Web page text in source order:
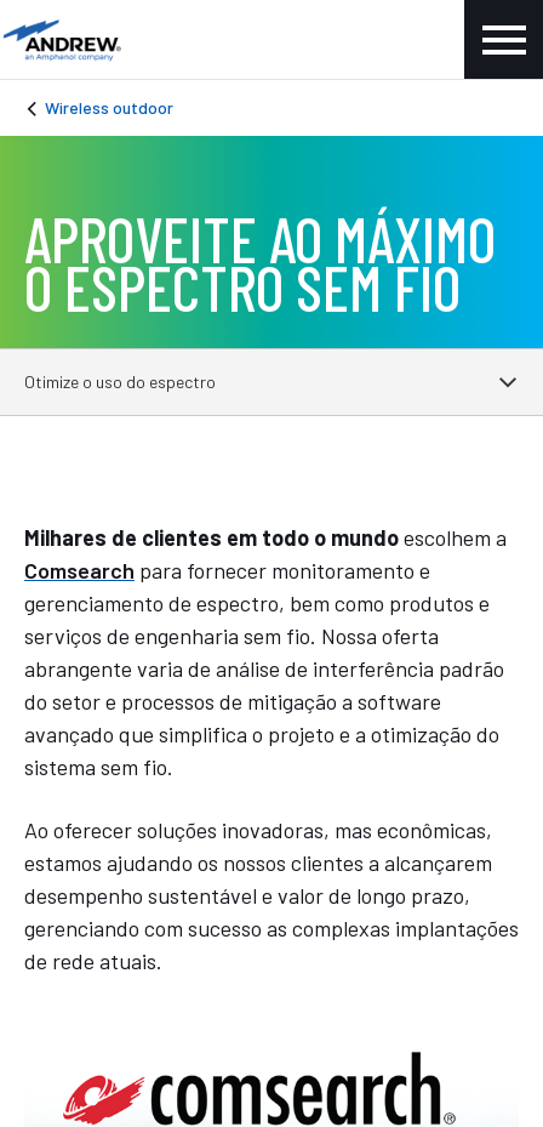
Wireless outdoor
APROVEITE AO MÁXIMO
O ESPECTRO SEM FIO
Otimize o uso do espectro
Milhares de clientes em todo o mundoescolhem a
Comsearch para fornecer monitoramento e
gerenciamento de espectro, bem como produtos e
serviços de engenharia sem fio. Nossa oferta
abrangente varia de análise de interferência padrão
do setor e processos de mitigação a software
avançado que simplifica o projeto e a otimização do
sistema sem fio.
Ao oferecer soluções inovadoras, mas econômicas,
estamos ajudando os nossos clientes a alcançarem
desempenho sustentável e valor de longo prazo,
gerenciando com sucesso as complexas implantações
de rede atuais.